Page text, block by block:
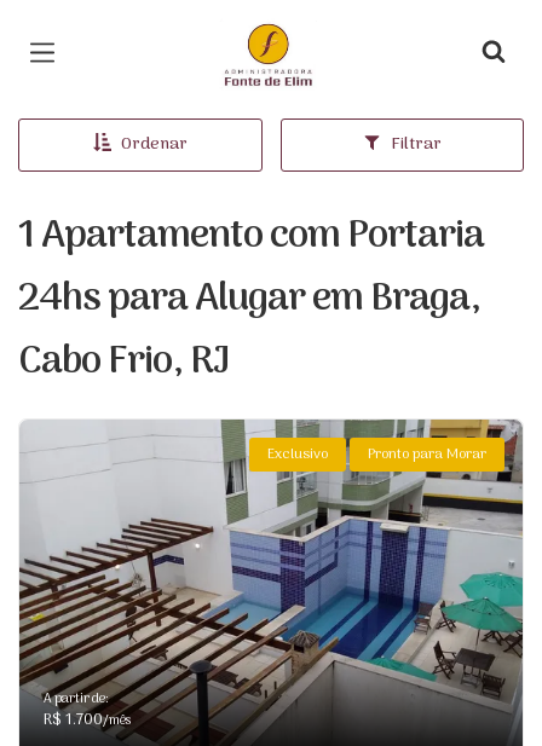
Página inicial
Ordenar Filtrar
1 Apartamento com Portaria
24hs para Alugar em Braga,
Cabo Frio, RJ
Exclusivo Pronto para Morar
A partir de:
R$ 1.700/mês